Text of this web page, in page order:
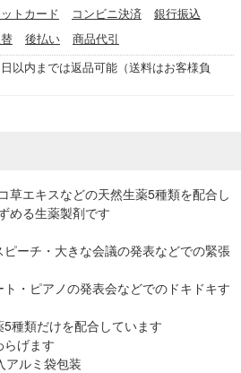
トカード コンビニ決済
銀行振込
後払い 商品代引
以内までは返品可能（送料はお客様負
草エキスなどの天然生薬5種類を配合し
める生薬製剤です
ーチ・大きな会議の発表などでの緊張
・ピアノの発表会などでのドキドキす
種類だけを配合しています
げます
アルミ袋包装